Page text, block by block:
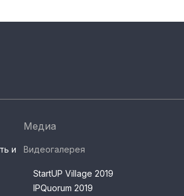
и
Медиа
Видеогалерея
StartUP Village 2019
IPQuorum 2019